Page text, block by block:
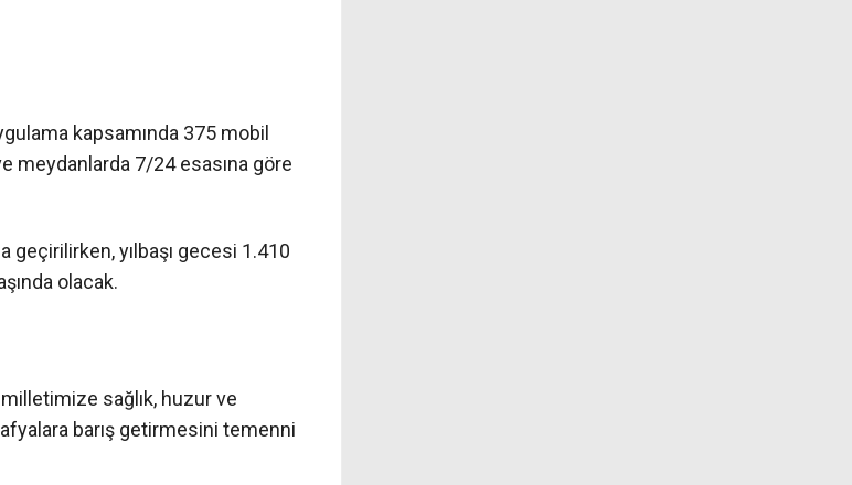
kapsamında 375 mobil
meydanlarda 7/24 esasına göre
geçirilirken, yılbaşı gecesi 1.410
olacak.
milletimize sağlık, huzur ve
barış getirmesini temenni